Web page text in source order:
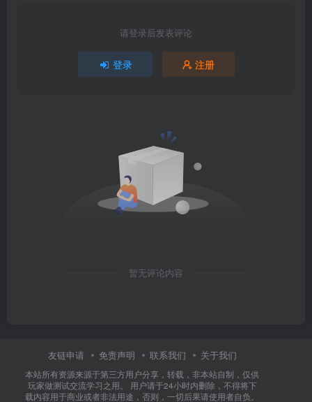
请登录后发表评论
登录 注册
暂无评论内容
友链申请 免责声明 联系我们 关于我们
本站所有资源来源于第三方用户分享，转载，非本站自制，仅供
玩家做测试交流学习之用。 用户请于24小时内删除，不得将下
载内容用于商业或者非法用途，否则，一切后果请使用者自负。